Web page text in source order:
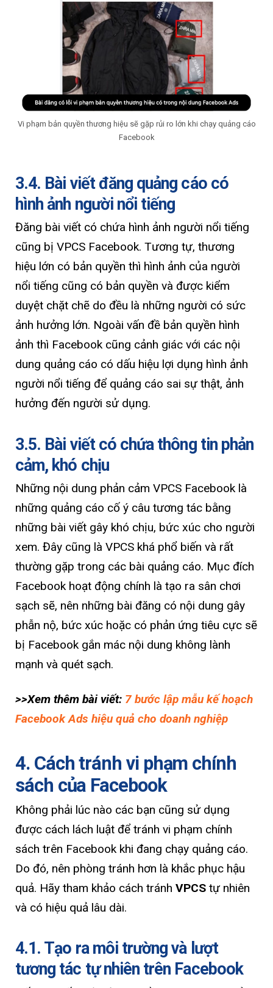
Vi phạm bản quyền thương hiệu sẽ gặp rủi ro lớn khi chạy quảng cáo
Facebook
3.4. Bài viết đăng quảng cáo có
hình ảnh người nổi tiếng
Đăng bài viết có chứa hình ảnh người nổi tiếng
cũng bị VPCS Facebook. Tương tự, thương
hiệu lớn có bản quyền thì hình ảnh của người
nổi tiếng cũng có bản quyền và được kiểm
duyệt chặt chẽ do đều là những người có sức
ảnh hưởng lớn. Ngoài vấn đề bản quyền hình
ảnh thì Facebook cũng cảnh giác với các nội
dung quảng cáo có dấu hiệu lợi dụng hình ảnh
người nổi tiếng để quảng cáo sai sự thật, ảnh
hưởng đến người sử dụng.
3.5. Bài viết có chứa thông tin phản
cảm, khó chịu
Những nội dung phản cảm VPCS Facebook là
những quảng cáo cố ý câu tương tác bằng
những bài viết gây khó chịu, bức xúc cho người
xem. Đây cũng là VPCS khá phổ biến và rất
thường gặp trong các bài quảng cáo. Mục đích
Facebook hoạt động chính là tạo ra sân chơi
sạch sẽ, nên những bài đăng có nội dung gây
phẫn nộ, bức xúc hoặc có phản ứng tiêu cực sẽ
bị Facebook gắn mác nội dung không lành
mạnh và quét sạch.
>>Xem thêm bài viết: 7 bước lập mẫu kế hoạch
Facebook Ads hiệu quả cho doanh nghiệp
4. Cách tránh vi phạm chính
sách của Facebook
Không phải lúc nào các bạn cũng sử dụng
được cách lách luật để tránh vi phạm chính
sách trên Facebook khi đang chạy quảng cáo.
Do đó, nên phòng tránh hơn là khắc phục hậu
quả. Hãy tham khảo cách tránh VPCS tự nhiên
và có hiệu quả lâu dài.
4.1. Tạo ra môi trường và lượt
tương tác tự nhiên trên Facebook